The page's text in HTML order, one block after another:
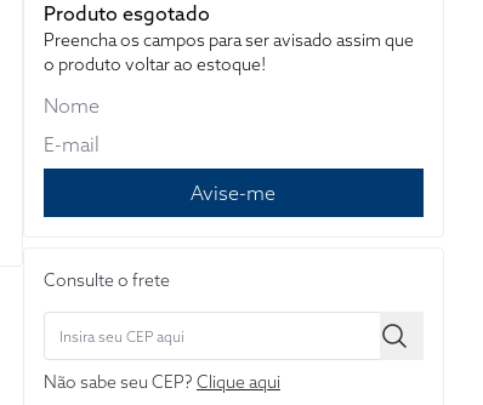
Produto esgotado
Preencha os campos para ser avisado assim que
o produto voltar ao estoque!
Avise-me
Consulte o frete
Não sabe seu CEP? Clique aqui